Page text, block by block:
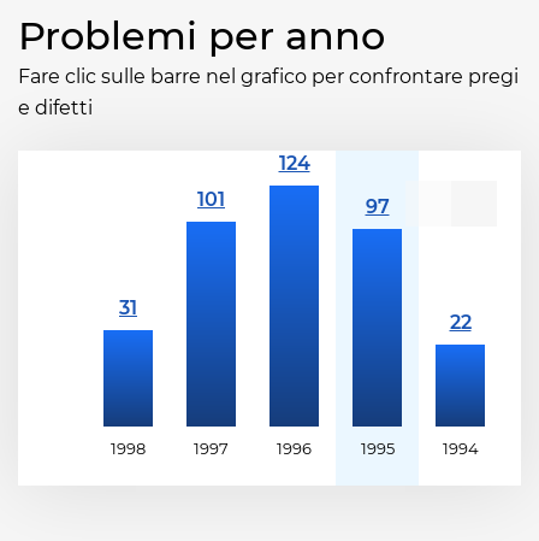
Problemi per anno
Fare clic sulle barre nel grafico per confrontare pregi
e difetti
1998 1997 1996 1995 1994